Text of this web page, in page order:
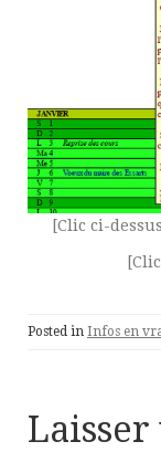
[Clic ci-
[Clic
Posted in Infos en